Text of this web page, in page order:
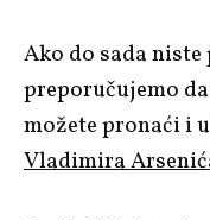
Ako do sada
preporučujemo
možete pronaći i u
Vladimira